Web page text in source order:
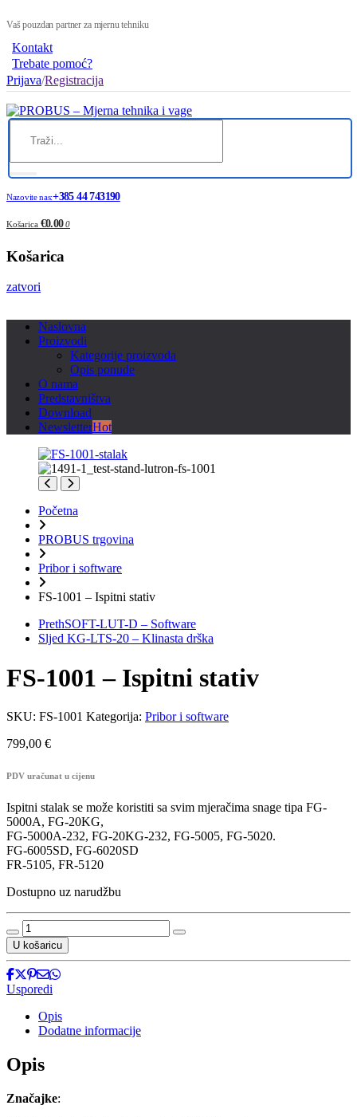
Vaš pouzdan partner za mjernu tehniku
Kontakt
Trebate pomoć?
Prijava/Registracija
Nazovite nas:+385 44 743190
Košarica €0.00 0
Košarica
zatvori
Naslovna
Proizvodi
Kategorije proizvoda
Opis ponude
O nama
Predstavništva
Download
NewsletterHot
Početna
PROBUS trgovina
Pribor i software
FS-1001 – Ispitni stativ
PrethSOFT-LUT-D – Software
Sljed KG-LTS-20 – Klinasta drška
FS-1001 – Ispitni stativ
SKU: FS-1001 Kategorija: Pribor i software
799,00 €
PDV uračunat u cijenu
Ispitni stalak se može koristiti sa svim mjeračima snage tipa FG-
5000A, FG-20KG,
FG-5000A-232, FG-20KG-232, FG-5005, FG-5020.
FG-6005SD, FG-6020SD
FR-5105, FR-5120
Dostupno uz narudžbu
FS-
1001
-
Ispitni
stativ
količina
U košaricu
Usporedi
Opis
Dodatne informacije
Opis
Značajke: